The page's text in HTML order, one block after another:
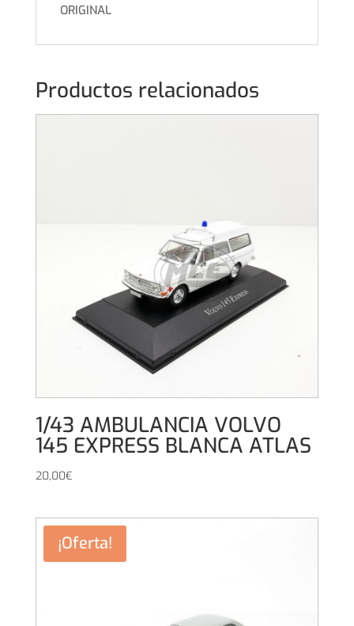
ORIGINAL
Productos relacionados
1/43 AMBULANCIA VOLVO
145 EXPRESS BLANCA ATLAS
20,00€
¡Oferta!